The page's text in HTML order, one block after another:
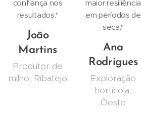
confiança nos
resultados."
João
Martins
Produtor de
milho, Ribatejo
maior resiliência
em períodos de
seca."
Ana
Rodrigues
Exploração
hortícola,
Oeste